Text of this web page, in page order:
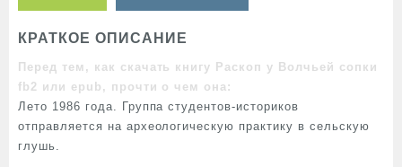
КРАТКОЕ ОПИСАНИЕ
Перед тем, как скачать книгу Раскоп у Волчьей сопки
fb2 или epub, прочти о чем она:
Лето 1986 года. Группа студентов-историков
отправляется на археологическую практику в сельскую
глушь.